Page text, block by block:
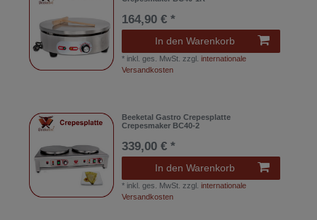
164,90 € *
In den Warenkorb
* inkl. ges. MwSt. zzgl.internationale
Versandkosten
Beeketal Gastro Crepesplatte
Crepesmaker BC40-2
339,00 € *
In den Warenkorb
* inkl. ges. MwSt. zzgl.internationale
Versandkosten